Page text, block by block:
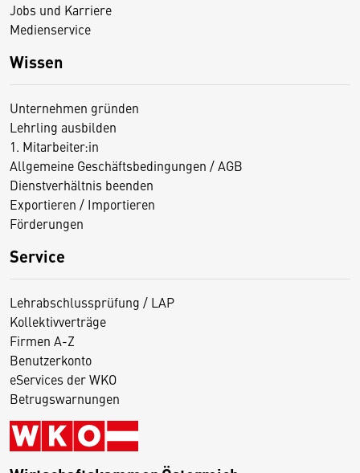
Jobs und Karriere
Medienservice
Wissen
Unternehmen gründen
Lehrling ausbilden
1. Mitarbeiter:in
Allgemeine Geschäftsbedingungen / AGB
Dienstverhältnis beenden
Exportieren / Importieren
Förderungen
Service
Lehrabschlussprüfung / LAP
Kollektivverträge
Firmen A-Z
Benutzerkonto
eServices der WKO
Betrugswarnungen